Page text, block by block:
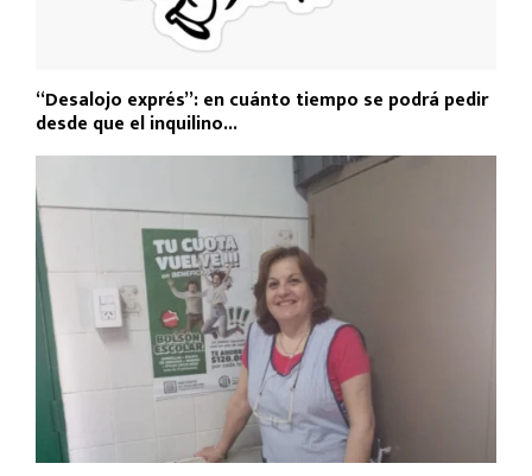
“Desalojo exprés”: en cuánto tiempo se podrá pedir
desde que el inquilino...